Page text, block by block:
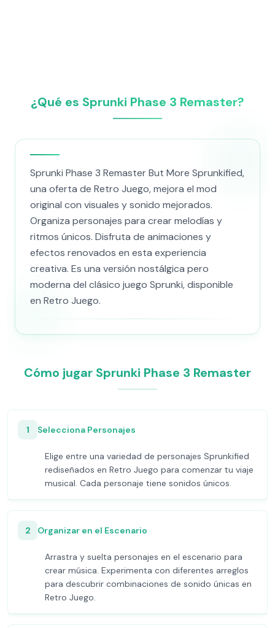
¿Qué es Sprunki Phase 3 Remaster?
Sprunki Phase 3 Remaster But More Sprunkified,
una oferta de Retro Juego, mejora el mod
original con visuales y sonido mejorados.
Organiza personajes para crear melodías y
ritmos únicos. Disfruta de animaciones y
efectos renovados en esta experiencia
creativa. Es una versión nostálgica pero
moderna del clásico juego Sprunki, disponible
en Retro Juego.
Cómo jugar Sprunki Phase 3 Remaster
1 Selecciona Personajes
Elige entre una variedad de personajes Sprunkified
rediseñados en Retro Juego para comenzar tu viaje
musical. Cada personaje tiene sonidos únicos.
2 Organizar en el Escenario
Arrastra y suelta personajes en el escenario para
crear música. Experimenta con diferentes arreglos
para descubrir combinaciones de sonido únicas en
Retro Juego.